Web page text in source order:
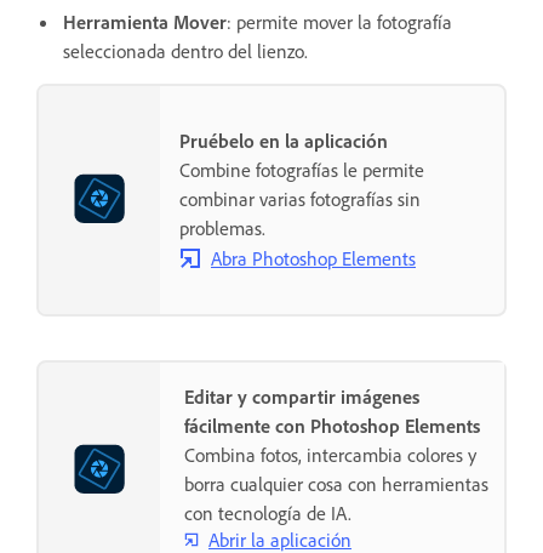
Herramienta Mover: permite mover la fotografía
seleccionada dentro del lienzo.
Pruébelo en la aplicación
Combine fotografías le permite
combinar varias fotografías sin
problemas.
Abra Photoshop Elements
Editar y compartir imágenes
fácilmente con Photoshop Elements
Combina fotos, intercambia colores y
borra cualquier cosa con herramientas
con tecnología de IA.
Abrir la aplicación